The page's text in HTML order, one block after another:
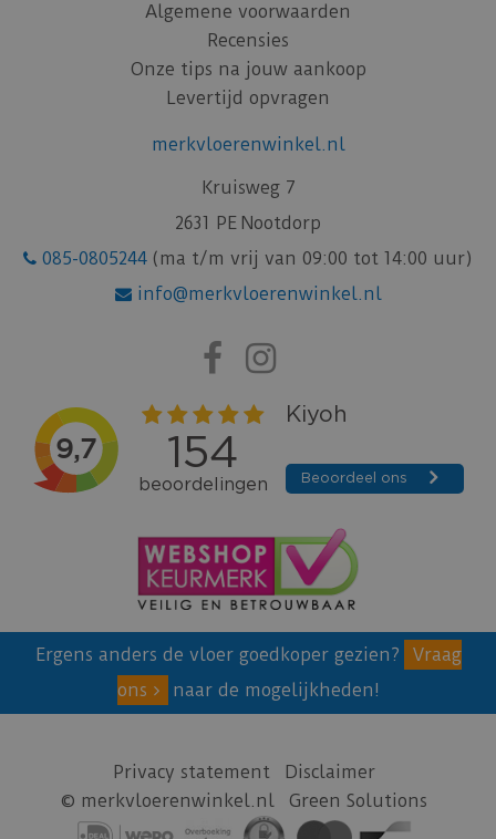
Algemene voorwaarden
Recensies
Onze tips na jouw aankoop
Levertijd opvragen
merkvloerenwinkel.nl
Kruisweg 7
2631 PE Nootdorp
085-0805244 (ma t/m vrij van 09:00 tot 14:00 uur)
info@merkvloerenwinkel.nl
Ergens anders de vloer goedkoper gezien?
Vraag
ons
naar de mogelijkheden!
Privacy statement
Disclaimer
© merkvloerenwinkel.nl
Green Solutions